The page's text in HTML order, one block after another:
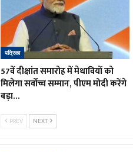
पत्रिका
57वें दीक्षांत समारोह में मेधावियों को
मिलेगा सर्वोच्च सम्मान, पीएम मोदी करेंगे
बड़ा…
PREV NEXT